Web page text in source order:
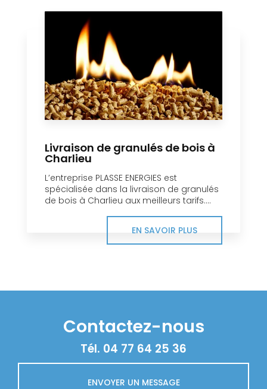
Livraison de granulés de bois à
Charlieu
L’entreprise PLASSE ENERGIES est
spécialisée dans la livraison de granulés
de bois à Charlieu aux meilleurs tarifs....
EN SAVOIR PLUS
Contactez-nous
Tél. 04 77 64 25 36
ENVOYER UN MESSAGE